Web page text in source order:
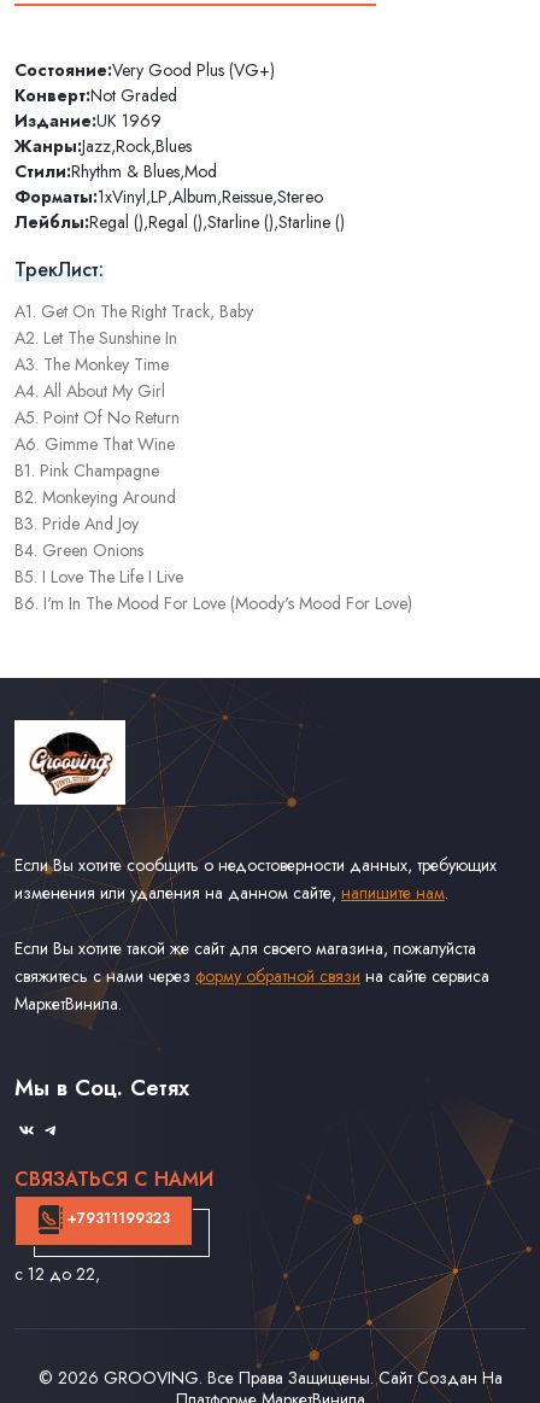
Состояние:Very Good Plus (VG+)
Конверт:Not Graded
Издание:UK 1969
Жанры:Jazz,Rock,Blues
Стили:Rhythm & Blues,Mod
Форматы:1xVinyl,LP,Album,Reissue,Stereo
Лейблы:Regal (),Regal (),Starline (),Starline ()
ТрекЛист:
A1. Get On The Right Track, Baby
A2. Let The Sunshine In
A3. The Monkey Time
A4. All About My Girl
A5. Point Of No Return
A6. Gimme That Wine
B1. Pink Champagne
B2. Monkeying Around
B3. Pride And Joy
B4. Green Onions
B5. I Love The Life I Live
B6. I'm In The Mood For Love (Moody's Mood For Love)
Если Вы хотите сообщить о недостоверности данных, требующих
изменения или удаления на данном сайте, напишите нам.
Если Вы хотите такой же сайт для своего магазина, пожалуйста
свяжитесь с нами через форму обратной связи на сайте сервиса
МаркетВинила.
Связаться С Нами
Оферта
Мы в Соц. Сетях
СВЯЗАТЬСЯ С НАМИ
+79311199323
с 12 до 22,
© 2026 GROOVING. Все Права Защищены. Сайт Создан На